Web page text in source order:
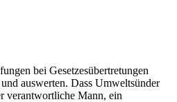
bei Gesetzesübertretungen
auswerten. Dass Umweltsünder
verantwortliche Mann, ein